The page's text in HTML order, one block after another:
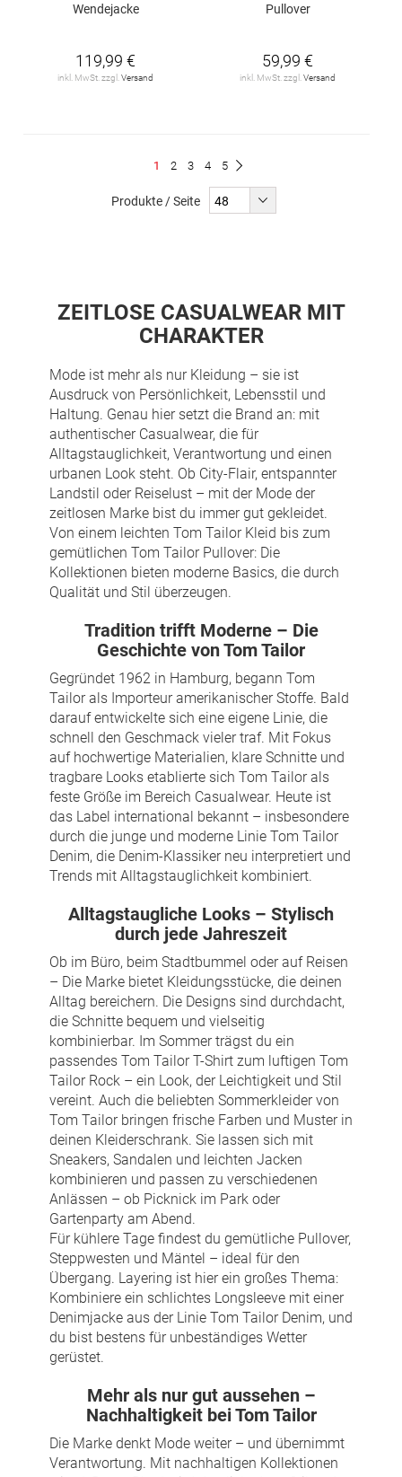
Wendejacke
119,99 €
inkl. MwSt. zzgl. Versand
Pullover
59,99 €
inkl. MwSt. zzgl. Versand
Du
1 Seite
2 Seite
3 Seite
4 Seite
5
Produkte / Seite
ZEITLOSE CASUALWEAR MIT
CHARAKTER
Mode ist mehr als nur Kleidung – sie ist
Ausdruck von Persönlichkeit, Lebensstil und
Haltung. Genau hier setzt die Brand an: mit
authentischer Casualwear, die für
Alltagstauglichkeit, Verantwortung und einen
urbanen Look steht. Ob City-Flair, entspannter
Landstil oder Reiselust – mit der Mode der
zeitlosen Marke bist du immer gut gekleidet.
Von einem leichten Tom Tailor Kleid bis zum
gemütlichen Tom Tailor Pullover: Die
Kollektionen bieten moderne Basics, die durch
Qualität und Stil überzeugen.
Tradition trifft Moderne – Die
Geschichte von Tom Tailor
Gegründet 1962 in Hamburg, begann Tom
Tailor als Importeur amerikanischer Stoffe. Bald
darauf entwickelte sich eine eigene Linie, die
schnell den Geschmack vieler traf. Mit Fokus
auf hochwertige Materialien, klare Schnitte und
tragbare Looks etablierte sich Tom Tailor als
feste Größe im Bereich Casualwear. Heute ist
das Label international bekannt – insbesondere
durch die junge und moderne Linie Tom Tailor
Denim, die Denim-Klassiker neu interpretiert und
Trends mit Alltagstauglichkeit kombiniert.
Alltagstaugliche Looks – Stylisch
durch jede Jahreszeit
Ob im Büro, beim Stadtbummel oder auf Reisen
– Die Marke bietet Kleidungsstücke, die deinen
Alltag bereichern. Die Designs sind durchdacht,
die Schnitte bequem und vielseitig
kombinierbar. Im Sommer trägst du ein
passendes Tom Tailor T-Shirt zum luftigen Tom
Tailor Rock – ein Look, der Leichtigkeit und Stil
vereint. Auch die beliebten Sommerkleider von
Tom Tailor bringen frische Farben und Muster in
deinen Kleiderschrank. Sie lassen sich mit
Sneakers, Sandalen und leichten Jacken
kombinieren und passen zu verschiedenen
Anlässen – ob Picknick im Park oder
Gartenparty am Abend.
Für kühlere Tage findest du gemütliche Pullover,
Steppwesten und Mäntel – ideal für den
Übergang. Layering ist hier ein großes Thema:
Kombiniere ein schlichtes Longsleeve mit einer
Denimjacke aus der Linie Tom Tailor Denim, und
du bist bestens für unbeständiges Wetter
gerüstet.
Mehr als nur gut aussehen –
Nachhaltigkeit bei Tom Tailor
Die Marke denkt Mode weiter – und übernimmt
Verantwortung. Mit nachhaltigen Kollektionen